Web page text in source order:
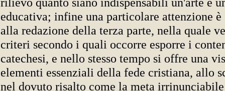
educativa; infine una particolare attenzione è
alla redazione della terza parte, nella quale
criteri secondo i quali occorre esporre i
catechesi, e nello stesso tempo si offre una
elementi essenziali della fede cristiana, allo
nel dovuto risalto come la meta